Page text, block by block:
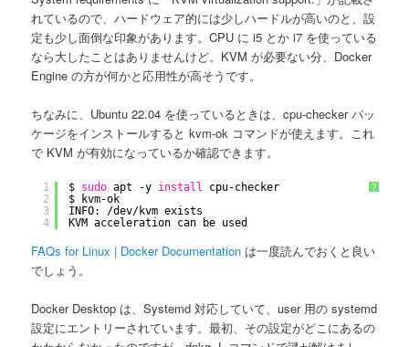
れているので、ハードウェア的には少しハードルが高いのと、設
定も少し面倒な印象があります。CPU に i5 とか i7 を使っている
なら大したことはありませんけど。KVM が必要ない分、Docker
Engine の方が何かと応用性が高そうです。
ちなみに、Ubuntu 22.04 を使っているときは、cpu-checker パッ
ケージをインストールすると kvm-ok コマンドが使えます。これ
で KVM が有効になっているか確認できます。
?
1
2
3
4
$ sudo apt -y install
cpu-checker
$ kvm-ok
INFO: /dev/kvm exists
KVM acceleration can be used
FAQs for Linux | Docker Documentation は一度読んでおくと良い
でしょう。
Docker Desktop は、Systemd 対応していて、user 用の systemd
設定にエントリーされています。最初、その設定がどこにあるの